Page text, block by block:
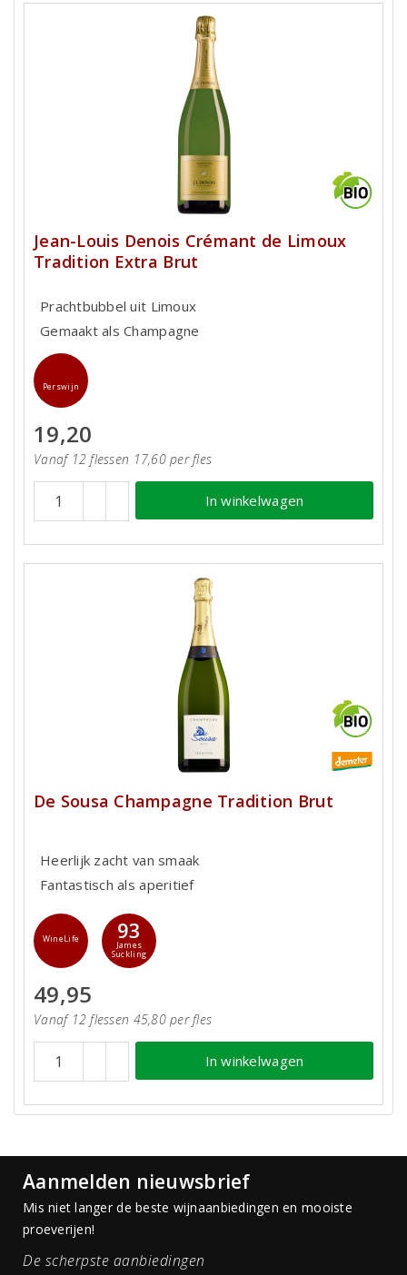
Jean-Louis Denois Crémant de Limoux
Tradition Extra Brut
Prachtbubbel uit Limoux
Gemaakt als Champagne
Perswijn
19,20
Vanaf 12 flessen 17,60 per fles
In winkelwagen
De Sousa Champagne Tradition Brut
Heerlijk zacht van smaak
Fantastisch als aperitief
WineLife 93
James
Suckling
49,95
Vanaf 12 flessen 45,80 per fles
In winkelwagen
Aanmelden nieuwsbrief
Mis niet langer de beste wijnaanbiedingen en mooiste
proeverijen!
De scherpste aanbiedingen